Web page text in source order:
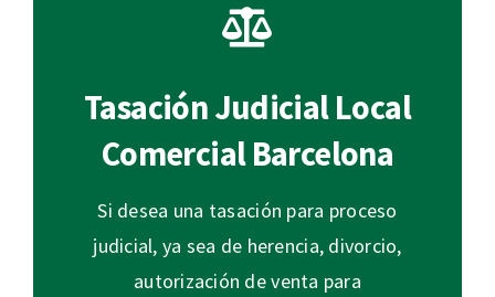
Tasación Judicial Local
Comercial Barcelona
Si desea una tasación para proceso
judicial, ya sea de herencia, divorcio,
autorización de venta para